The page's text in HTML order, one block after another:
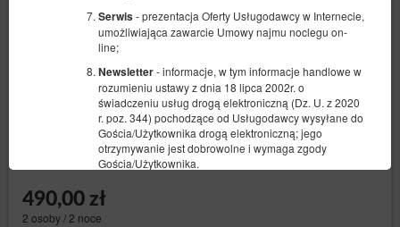
Serwis - prezentacja Oferty Usługodawcy w Internecie,
umożliwiająca zawarcie Umowy najmu noclegu on-
line;
Newsletter- informacje, w tym informacje handlowe w
rozumieniu ustawy z dnia 18 lipca 2002r. o
świadczeniu usług drogą elektroniczną (Dz. U. z 2020
r. poz. 344) pochodzące od Usługodawcy wysyłane do
Gościa/Użytkownika drogą elektroniczną; jego
otrzymywanie jest dobrowolne i wymaga zgody
Gościa/Użytkownika.
Konto
oraz w systemie teleinformatycznym Usługodawcy
dotyczący danego Gościa/Użytkownika oraz
Pokój rodzinny z tarasem
Dostępna liczba: 3
pow. 24,00 m
1 sypialnia
1 sofa rozkładana (Sofa Bed), 1 łóżko podwójne (Double)
490,00 zł
2 osoby / 2 noce